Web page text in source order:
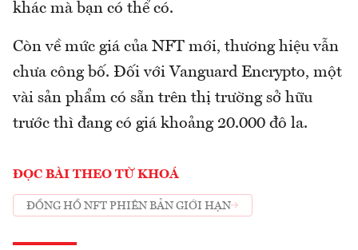
khác mà bạn có thể có.
Còn về mức giá của NFT mới, thương hiệu vẫn
chưa công bố. Đối với Vanguard Encrypto, một
vài sản phẩm có sẵn trên thị trường sở hữu
trước thì đang có giá khoảng 20.000 đô la.
ĐỌC BÀI THEO TỪ KHOÁ
ĐỒNG HỒ NFT PHIÊN BẢN GIỚI HẠN